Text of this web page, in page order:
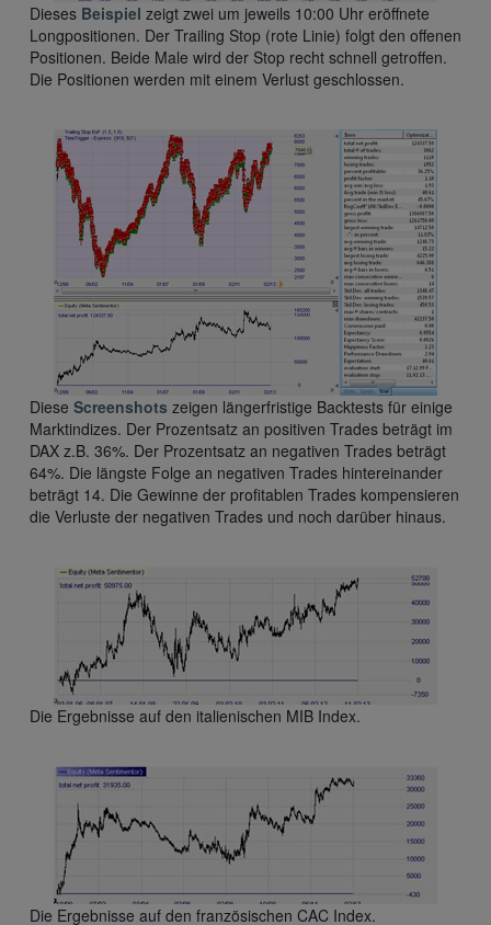
Dieses Beispiel zeigt zwei um jeweils 10:00 Uhr eröffnete
Longpositionen. Der Trailing Stop (rote Linie) folgt den offenen
Positionen. Beide Male wird der Stop recht schnell getroffen.
Die Positionen werden mit einem Verlust geschlossen.
Diese Screenshots zeigen längerfristige Backtests für einige
Marktindizes. Der Prozentsatz an positiven Trades beträgt im
DAX z.B. 36%. Der Prozentsatz an negativen Trades beträgt
64%. Die längste Folge an negativen Trades hintereinander
beträgt 14. Die Gewinne der profitablen Trades kompensieren
die Verluste der negativen Trades und noch darüber hinaus.
Die Ergebnisse auf den italienischen MIB Index.
Die Ergebnisse auf den französischen CAC Index.